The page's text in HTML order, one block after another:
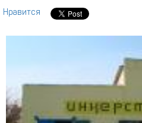
Нравится